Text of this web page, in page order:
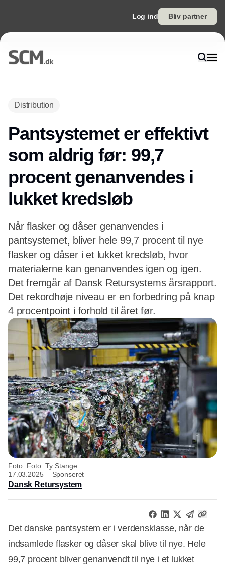
Log ind Bliv partner
Distribution
Pantsystemet er effektivt
som aldrig før: 99,7
procent genanvendes i
lukket kredsløb
Når flasker og dåser genanvendes i
pantsystemet, bliver hele 99,7 procent til nye
flasker og dåser i et lukket kredsløb, hvor
materialerne kan genanvendes igen og igen.
Det fremgår af Dansk Retursystems årsrapport.
Det rekordhøje niveau er en forbedring på knap
4 procentpoint i forhold til året før.
Foto: Foto: Ty Stange
17.03.2025
Sponseret
Dansk Retursystem
Det danske pantsystem er i verdensklasse, når de
indsamlede flasker og dåser skal blive til nye. Hele
99,7 procent bliver genanvendt til nye i et lukket